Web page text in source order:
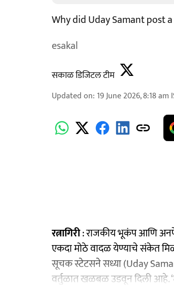
Why did Uday Samant post
esakal
सकाळ डिजिटल टीम
Updated on: 19 June 2026, 8:18 am
रत्नागिरी: राजकीय भूकंप आणि
एकदा मोठे वादळ येण्याचे संकेत
सूचक स्टेटसने सध्या (Uday
वर्तुळात खळबळ उडवून दिली आहे.